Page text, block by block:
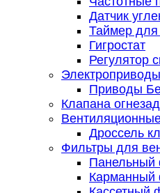
Датчик
Таймер для
Гигростат
Регулятор
Электроприводы
Приводы
Клапана
Дроссель
Фильтры для
Панельный
Карманный